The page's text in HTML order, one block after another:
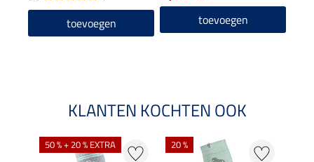
toevoegen toevoegen
KLANTEN KOCHTEN OOK
50 % + 20 % EXTRA 20 %